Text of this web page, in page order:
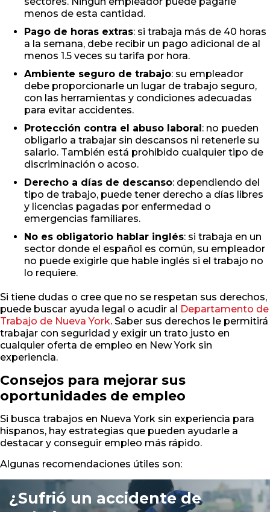
menos de esta cantidad.
Pago de horas extras: si trabaja más de 40 horas
a la semana, debe recibir un pago adicional de al
menos 1.5 veces su tarifa por hora.
Ambiente seguro de trabajo: su empleador
debe proporcionarle un lugar de trabajo seguro,
con las herramientas y condiciones adecuadas
para evitar accidentes.
Protección contra el abuso laboral : no pueden
obligarlo a trabajar sin descansos ni retenerle su
salario. También está prohibido cualquier tipo de
discriminación o acoso.
Derecho a días de descanso: dependiendo del
tipo de trabajo, puede tener derecho a días libres
y licencias pagadas por enfermedad o
emergencias familiares.
No es obligatorio hablar inglés: si trabaja en un
sector donde el español es común, su empleador
no puede exigirle que hable inglés si el trabajo no
lo requiere.
Si tiene dudas o cree que no se respetan sus derechos,
puede buscar ayuda legal o acudir al
Departamento de
Trabajo de Nueva York. Saber sus derechos le permitirá
trabajar con seguridad y exigir un trato justo en
cualquier oferta de empleo en New York sin
experiencia.
Consejos para mejorar sus
oportunidades de empleo
Si busca trabajos en Nueva York sin experiencia para
hispanos, hay estrategias que pueden ayudarle a
destacar y conseguir empleo más rápido.
Algunas recomendaciones útiles son:
¿Sufrió un accidente de